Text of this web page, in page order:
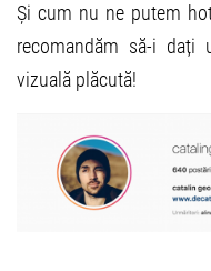
Și cum nu ne putem
recomandăm să-i dați
vizuală plăcută!